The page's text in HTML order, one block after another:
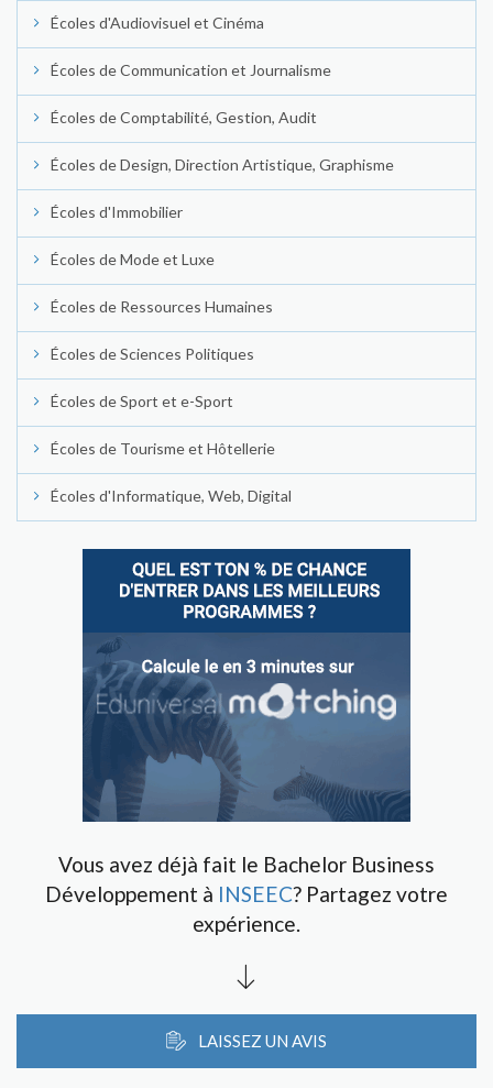
Écoles d'Audiovisuel et Cinéma
Écoles de Communication et Journalisme
Écoles de Comptabilité, Gestion, Audit
Écoles de Design, Direction Artistique, Graphisme
Écoles d'Immobilier
Écoles de Mode et Luxe
Écoles de Ressources Humaines
Écoles de Sciences Politiques
Écoles de Sport et e-Sport
Écoles de Tourisme et Hôtellerie
Écoles d'Informatique, Web, Digital
Vous avez déjà fait le Bachelor Business
Développement à INSEEC? Partagez votre
expérience.
LAISSEZ UN AVIS